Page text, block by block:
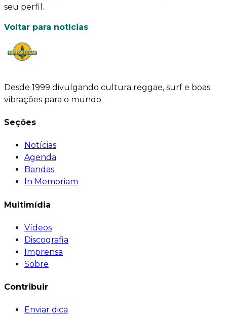
seu perfil.
Voltar para notícias
Desde 1999 divulgando cultura reggae, surf e boas
vibrações para o mundo.
Seções
Notícias
Agenda
Bandas
In Memoriam
Multimídia
Vídeos
Discografia
Imprensa
Sobre
Contribuir
Enviar dica